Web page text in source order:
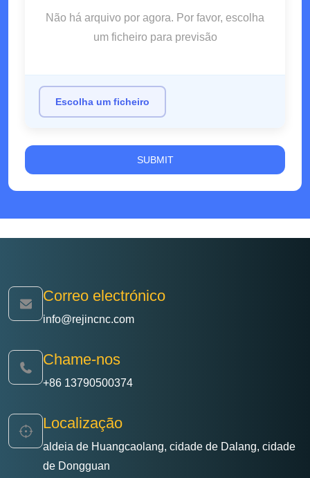
Não há arquivo por agora. Por favor, escolha
um ficheiro para previsão
Escolha um ficheiro
Correo electrónico
info@rejincnc.com
Chame-nos
+86 13790500374
Localização
aldeia de Huangcaolang, cidade de Dalang, cidade
de Dongguan